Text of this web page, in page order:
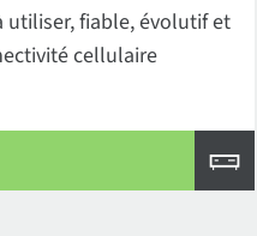
utiliser, fiable, évolutif et
cellulaire